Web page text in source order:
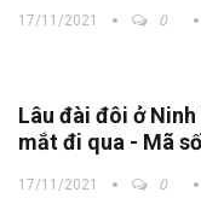
17/11/2021 0
Lâu đài đôi ở
mắt đi qua - Mã
17/11/2021 0